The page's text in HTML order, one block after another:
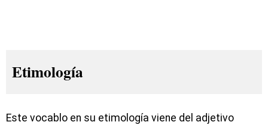
Etimología
Este vocablo en su etimología viene del adjetivo